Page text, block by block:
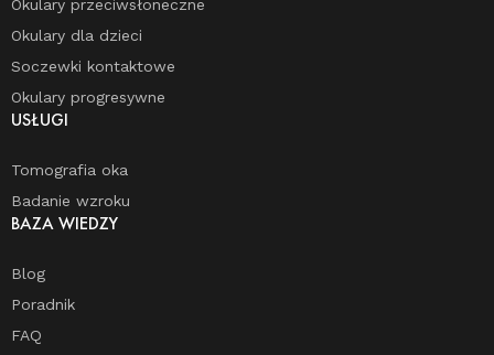
Okulary przeciwsłoneczne
Okulary dla dzieci
Soczewki kontaktowe
Okulary progresywne
USŁUGI
Tomografia oka
Badanie wzroku
BAZA WIEDZY
Blog
Poradnik
FAQ